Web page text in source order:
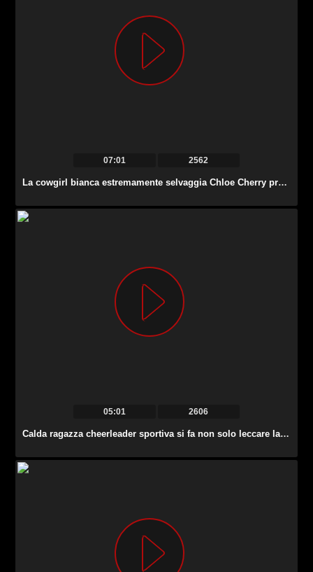
07:01 2562
La cowgirl bianca estremamente selvaggia Chloe Cherry prende una lunga BBC nel suo buco del culo.
05:01 2606
Calda ragazza cheerleader sportiva si fa non solo leccare la figa ma anche scopata.